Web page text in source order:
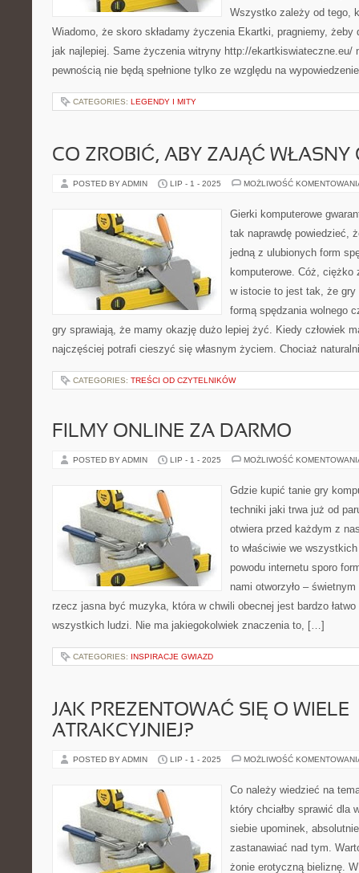
Wszystko zależy od tego,
Wiadomo, że skoro składamy życzenia Ekartki, pragniemy, żeby
jak najlepiej. Same życzenia witryny http://ekartkiswiateczne.eu/
pewnością nie będą spełnione tylko ze względu na
CATEGORIES: LEGENDY I MITY
CO ZROBIĆ, ABY ZAJĄĆ WŁASNY
POSTED BY ADMIN LIP - 1 - 2025 MOŻLIWOŚĆ
Gierki komputerowe
tak naprawdę powiedzieć,
jedną z ulubionych form
komputerowe. Cóż,
w istocie to jest tak, że gry
formą spędzania wolnego
gry sprawiają, że mamy okazję dużo lepiej żyć. Kiedy człowiek
najczęściej potrafi cieszyć się własnym życiem. Chociaż
CATEGORIES: TREŚCI OD CZYTELNIKÓW
FILMY ONLINE ZA DARMO
POSTED BY ADMIN LIP - 1 - 2025 MOŻLIWOŚĆ
Gdzie kupić tanie gry
techniki jaki trwa już od
otwiera przed każdym z
to właściwie we
powodu internetu sporo
nami otworzyło –
rzecz jasna być muzyka, która w chwili obecnej jest bardzo łatwo
wszystkich ludzi. Nie ma jakiegokolwiek znaczenia to, […]
CATEGORIES: INSPIRACJE GWIAZD
JAK PREZENTOWAĆ SIĘ O WIELE
ATRAKCYJNIEJ?
POSTED BY ADMIN LIP - 1 - 2025 MOŻLIWOŚĆ
Co należy wiedzieć na
który chciałby sprawić dla
siebie upominek,
zastanawiać nad tym.
żonie erotyczną bieliznę.